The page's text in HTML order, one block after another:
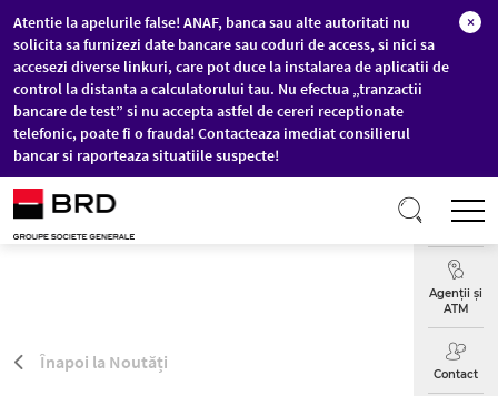
Sari la conținutul principal
Atentie la apelurile false! ANAF, banca sau alte autoritati nu
solicita sa furnizezi date bancare sau coduri de access, si nici sa
accesezi diverse linkuri, care pot duce la instalarea de aplicatii de
control la distanta a calculatorului tau. Nu efectua „tranzactii
bancare de test” si nu accepta astfel de cereri receptionate
telefonic, poate fi o frauda! Contacteaza imediat consilierul
bancar si raporteaza situatiile suspecte!
×
Curs
Agenții și
ATM
Contact
Înapoi la Noutăți